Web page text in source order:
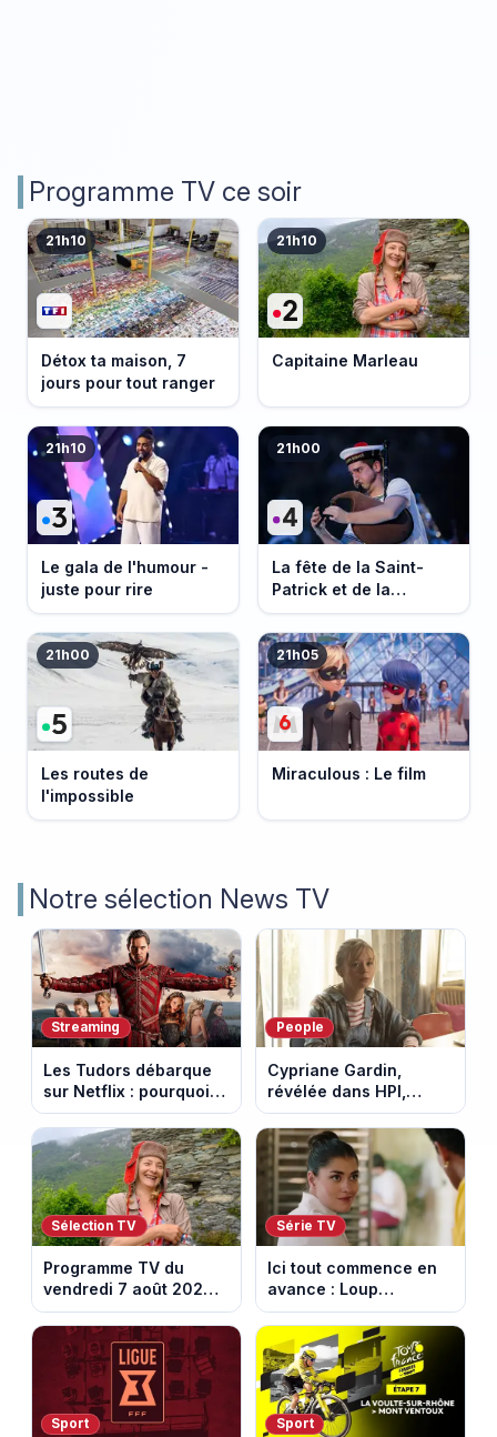
Programme TV ce soir
21h10
Détox ta maison, 7
jours pour tout ranger
21h10
Capitaine Marleau
21h10
Le gala de l'humour -
juste pour rire
21h00
La fête de la Saint-
Patrick et de la
Bretagne
21h00
Les routes de
l'impossible
21h05
Miraculous : Le film
Notre sélection News TV
Streaming
Les Tudors débarque
sur Netflix : pourquoi la
série n’a rien perdu de
son pouvoir
People
Cypriane Gardin,
révélée dans HPI,
lance une cagnotte
après des difficultés
financières
Sélection TV
Programme TV du
vendredi 7 août 2026 :
notre sélection pour
votre soirée télé
Série TV
Ici tout commence en
avance : Loup
découvre la trahison
de Bianca. Episode du
10 août 2026 (spoiler)
Sport Sport